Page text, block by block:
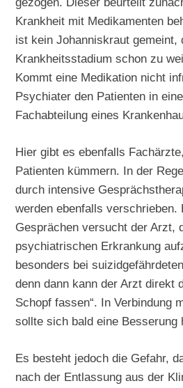
Krankheit mit Medikamenten
ist kein Johanniskraut gemeint,
Krankheitsstadium schon zu
Kommt eine Medikation nicht
Psychiater den Patienten in
Fachabteilung eines
Hier gibt es ebenfalls
Patienten kümmern. In der
durch intensive
werden ebenfalls verschrieben.
Gesprächen versucht der Arzt,
psychiatrischen Erkrankung
besonders bei
denn dann kann der Arzt direkt
Schopf fassen“. In Verbindung
sollte sich bald eine Besserung
Es besteht jedoch die Gefahr,
nach der Entlassung aus der